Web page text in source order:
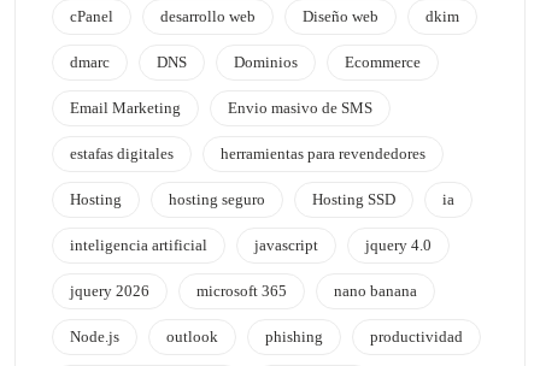
cPanel desarrollo web Diseño web dkim
dmarc DNS Dominios Ecommerce
Email Marketing Envio masivo de SMS
estafas digitales herramientas para revendedores
Hosting hosting seguro Hosting SSD ia
inteligencia artificial javascript jquery 4.0
jquery 2026 microsoft 365 nano banana
Node.js outlook phishing productividad